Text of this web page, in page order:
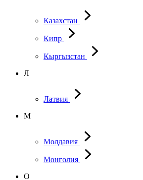
Казахстан
Кипр
Кыргызстан
Л
Латвия
М
Молдавия
Монголия
О